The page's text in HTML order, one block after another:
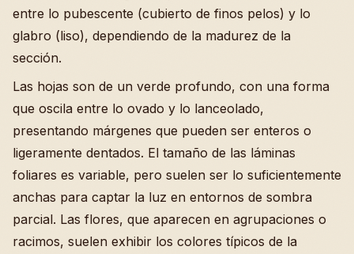
entre lo pubescente (cubierto de finos pelos) y lo
glabro (liso), dependiendo de la madurez de la
sección.
Las hojas son de un verde profundo, con una forma
que oscila entre lo ovado y lo lanceolado,
presentando márgenes que pueden ser enteros o
ligeramente dentados. El tamaño de las láminas
foliares es variable, pero suelen ser lo suficientemente
anchas para captar la luz en entornos de sombra
parcial. Las flores, que aparecen en agrupaciones o
racimos, suelen exhibir los colores típicos de la